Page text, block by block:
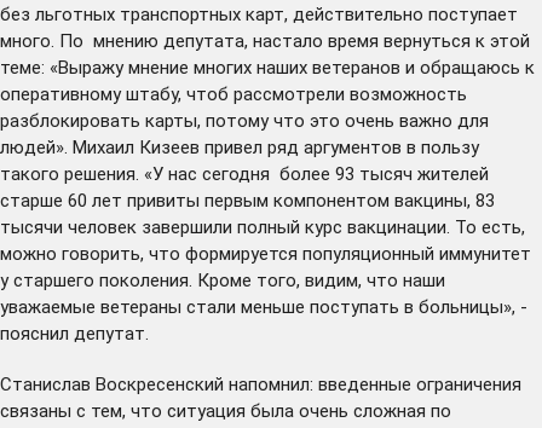
без льготных транспортных карт, действительно поступает
много. По мнению депутата, настало время вернуться к этой
теме: «Выражу мнение многих наших ветеранов и обращаюсь к
оперативному штабу, чтоб рассмотрели возможность
разблокировать карты, потому что это очень важно для
людей». Михаил Кизеев привел ряд аргументов в пользу
такого решения. «У нас сегодня более 93 тысяч жителей
старше 60 лет привиты первым компонентом вакцины, 83
тысячи человек завершили полный курс вакцинации. То есть,
можно говорить, что формируется популяционный иммунитет
у старшего поколения. Кроме того, видим, что наши
уважаемые ветераны стали меньше поступать в больницы», -
пояснил депутат.
Станислав Воскресенский напомнил: введенные ограничения
связаны с тем, что ситуация была очень сложная по